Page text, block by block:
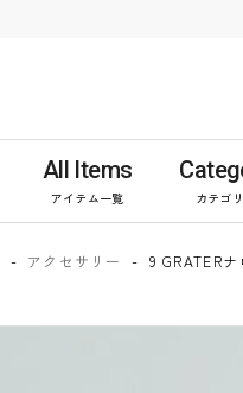
All Items
アイテム一覧 カテゴ
アクセサリー 9 GRATER